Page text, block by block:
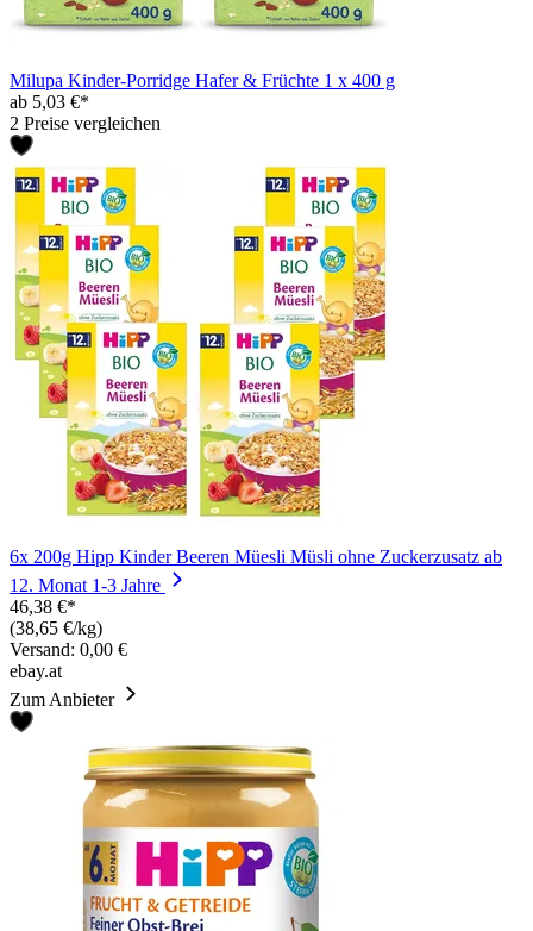
Milupa Kinder-Porridge Hafer & Früchte 1 x 400 g
ab 5,03 €*
2 Preise vergleichen
6x 200g Hipp Kinder Beeren Müesli Müsli ohne Zuckerzusatz ab
12. Monat 1-3 Jahre
46,38 €*
(38,65 €/kg)
Versand: 0,00 €
ebay.at
Zum Anbieter